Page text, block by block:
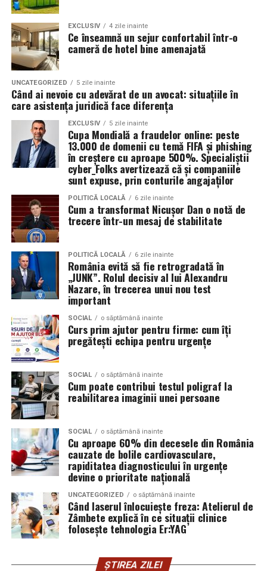
Dar FABIZ-ASE nu este doar un centru academic, este
mișcă repede și oamenii încă și mai repede. Fabiz
Students’ Committee devine, pentru mulți, prima școală
a implicării: se organizează evenimente, conferințe,
voluntariat. Este un ritm intens, aproape amețitor, care
te pune în fața unor situații în care descoperi cine ești
când ești pus la treabă. Înveți să lucrezi în echipă, să îți
susții colegii, să îți asumi roluri și responsabilități. Aici nu
se vorbește doar despre comunitate, se trăiește.
Și, desigur, viața socială. Firească, exuberantă, uneori
haotică, dar mereu memorabilă. FABIZ-ASE nu este o
facultate care se teme de energia tinereții. Petrecerile
din LOFT sau Fratelli au devenit aproape ritualice, parte
din ADN-ul generațiilor de studenți. Dar dincolo de
muzică și lumini, aceste seri înseamnă întâlniri,
conexiuni, prietenii care se construiesc organic. În
pauza dintre cursuri, pe hol, când rămâi fără baterie și
un coleg îți întinde încărcătorul, în momentele în care
dansezi în mijlocul facultății doar pentru că e miercuri,
toate acestea devin fragmente din povestea ta.
Iar ce este cu adevărat special este continuitatea. La
FABIZ, relația nu se încheie odată cu licența. FABIZ-ASE
Alumni rămâne un spațiu viu, o rețea profesionistă, dar
caldă, care te ajută să navighezi mai ușor anii de după
absolvire. Mentorat, evenimente, oportunități, sprijin,
sentimentul de apartenență se prelungește firesc, ca și
cum facultatea ți-ar spune discret: „Nu ai plecat, doar ai
trecut într-o altă etapă.”
Ce contează poate cel mai mult este felul în care FABIZ-
ASE te provoacă să te vezi sincer. Nu e o facultate care
te menajează. Te pune să alegi între priorități, te obligă
să renunți la perfecționismul steril și să adopți eficiența
inteligentă. Te învață să accepți eșecul fără să îl
dramatizezi, să îl folosești ca pe un instrument al
evoluției. Aici, căderile sunt firești, iar ridicările sunt
EXCLUSIV 4 zile inainte
Ce înseamnă un sejur confortabil într-o
cameră de hotel bine amenajată
UNCATEGORIZED 5 zile inainte
Când ai nevoie cu adevărat de un avocat: situațiile în
care asistența juridică face diferența
EXCLUSIV 5 zile inainte
Cupa Mondială a fraudelor online: peste
13.000 de domenii cu temă FIFA și phishing
în creștere cu aproape 500%. Specialiștii
cyber_Folks avertizează că și companiile
sunt expuse, prin conturile angajaților
POLITICĂ LOCALĂ 6 zile inainte
Cum a transformat Nicușor Dan o notă de
trecere într-un mesaj de stabilitate
POLITICĂ LOCALĂ 6 zile inainte
România evită să fie retrogradată în
„JUNK”. Rolul decisiv al lui Alexandru
Nazare, în trecerea unui nou test
important
SOCIAL o săptămână inainte
Curs prim ajutor pentru firme: cum îți
pregătești echipa pentru urgențe
SOCIAL o săptămână inainte
Cum poate contribui testul poligraf la
reabilitarea imaginii unei persoane
SOCIAL o săptămână inainte
Cu aproape 60% din decesele din România
cauzate de bolile cardiovasculare,
rapiditatea diagnosticului în urgențe
devine o prioritate națională
UNCATEGORIZED o săptămână inainte
Când laserul înlocuiește freza: Atelierul de
Zâmbete explică în ce situații clinice
folosește tehnologia Er:YAG
ȘTIREA ZILEI